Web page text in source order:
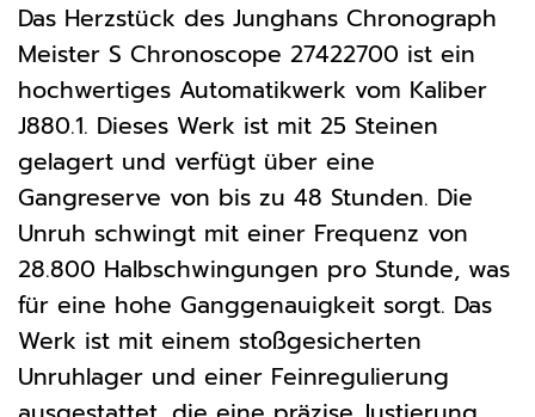
Das Herzstück des Junghans Chronograph
Meister S Chronoscope 27422700 ist ein
hochwertiges Automatikwerk vom Kaliber
J880.1. Dieses Werk ist mit 25 Steinen
gelagert und verfügt über eine
Gangreserve von bis zu 48 Stunden. Die
Unruh schwingt mit einer Frequenz von
28.800 Halbschwingungen pro Stunde, was
für eine hohe Ganggenauigkeit sorgt. Das
Werk ist mit einem stoßgesicherten
Unruhlager und einer Feinregulierung